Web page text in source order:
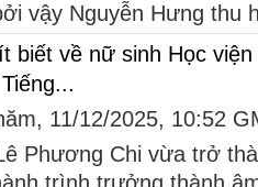
vậy Nguyễn Hưng thu
biết về nữ sinh Học
11/12/2025, 10:52
Phương Chi vừa trở